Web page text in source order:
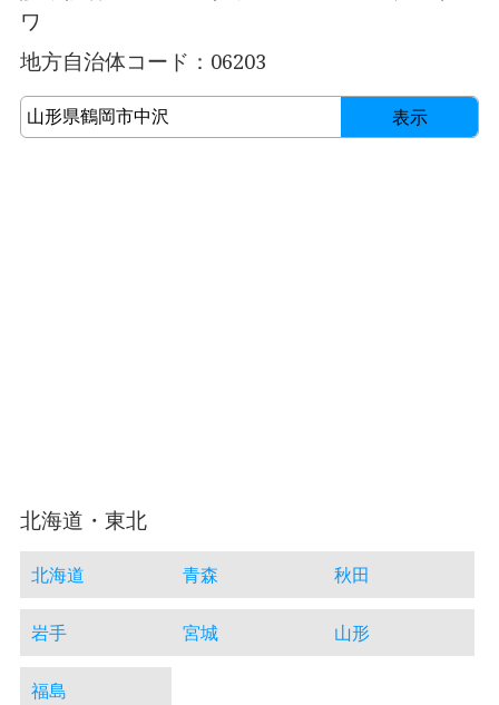
ワ
地方自治体コード：06203
表示
北海道・東北
北海道 青森 秋田
岩手 宮城 山形
福島